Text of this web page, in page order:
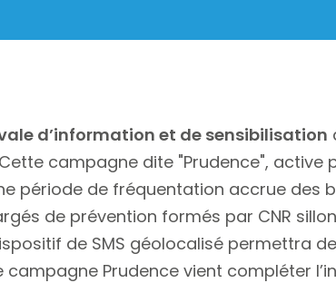
d’information et de sensibilisation
campagne dite "Prudence", active
période de fréquentation accrue des
de prévention formés par CNR
de SMS géolocalisé permettra de
campagne Prudence vient compléter